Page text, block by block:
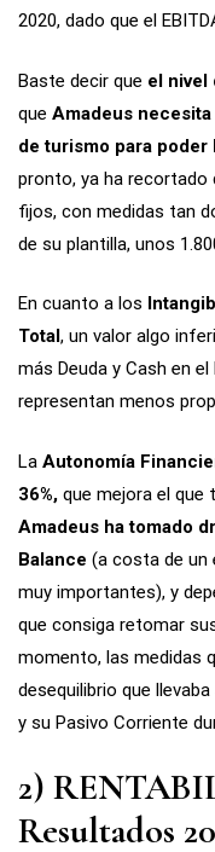
2020, dado que el
Baste decir que el nivel
que Amadeus
de turismo para
pronto, ya ha recortado
fijos, con medidas tan
de su plantilla, unos
En cuanto a los
Total, un valor algo
más Deuda y Cash en
representan menos
La Autonomía
36%, que mejora el que
Amadeus ha tomado
Balance (a costa de un
muy importantes), y
que consiga retomar
momento, las medidas
desequilibrio que
y su Pasivo Corriente
2)
Resultados